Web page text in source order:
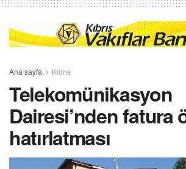
Ana sayfa Kıbrıs
Telekomünikasyon
Dairesi’nden fatura
hatırlatması